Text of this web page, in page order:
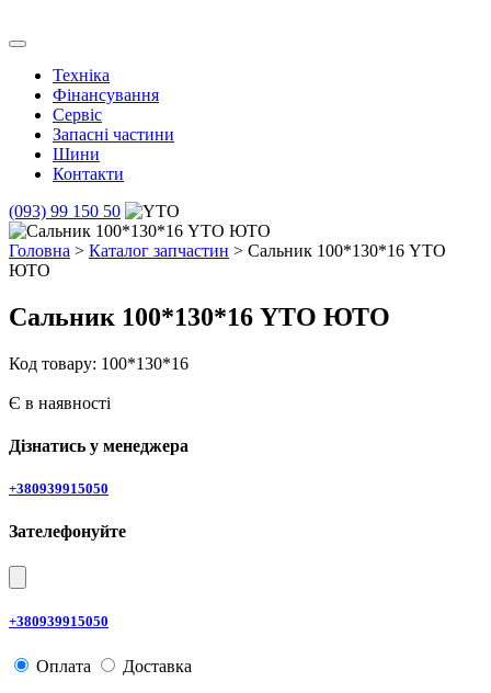
to
Техніка
Фінансування
Сервіс
Запасні частини
Шини
Контакти
(093) 99 150 50
Головна > Каталог запчастин > Сальник 100*130*16 YTO
ЮТО
Сальник 100*130*16 YTO ЮТО
Код товару: 100*130*16
Є в наявності
Дізнатись у менеджера
+380939915050
Зателефонуйте
+380939915050
Оплата
Доставка